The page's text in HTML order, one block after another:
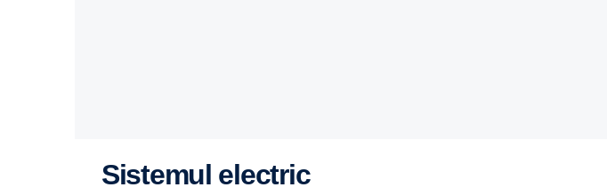
Sistemul electric